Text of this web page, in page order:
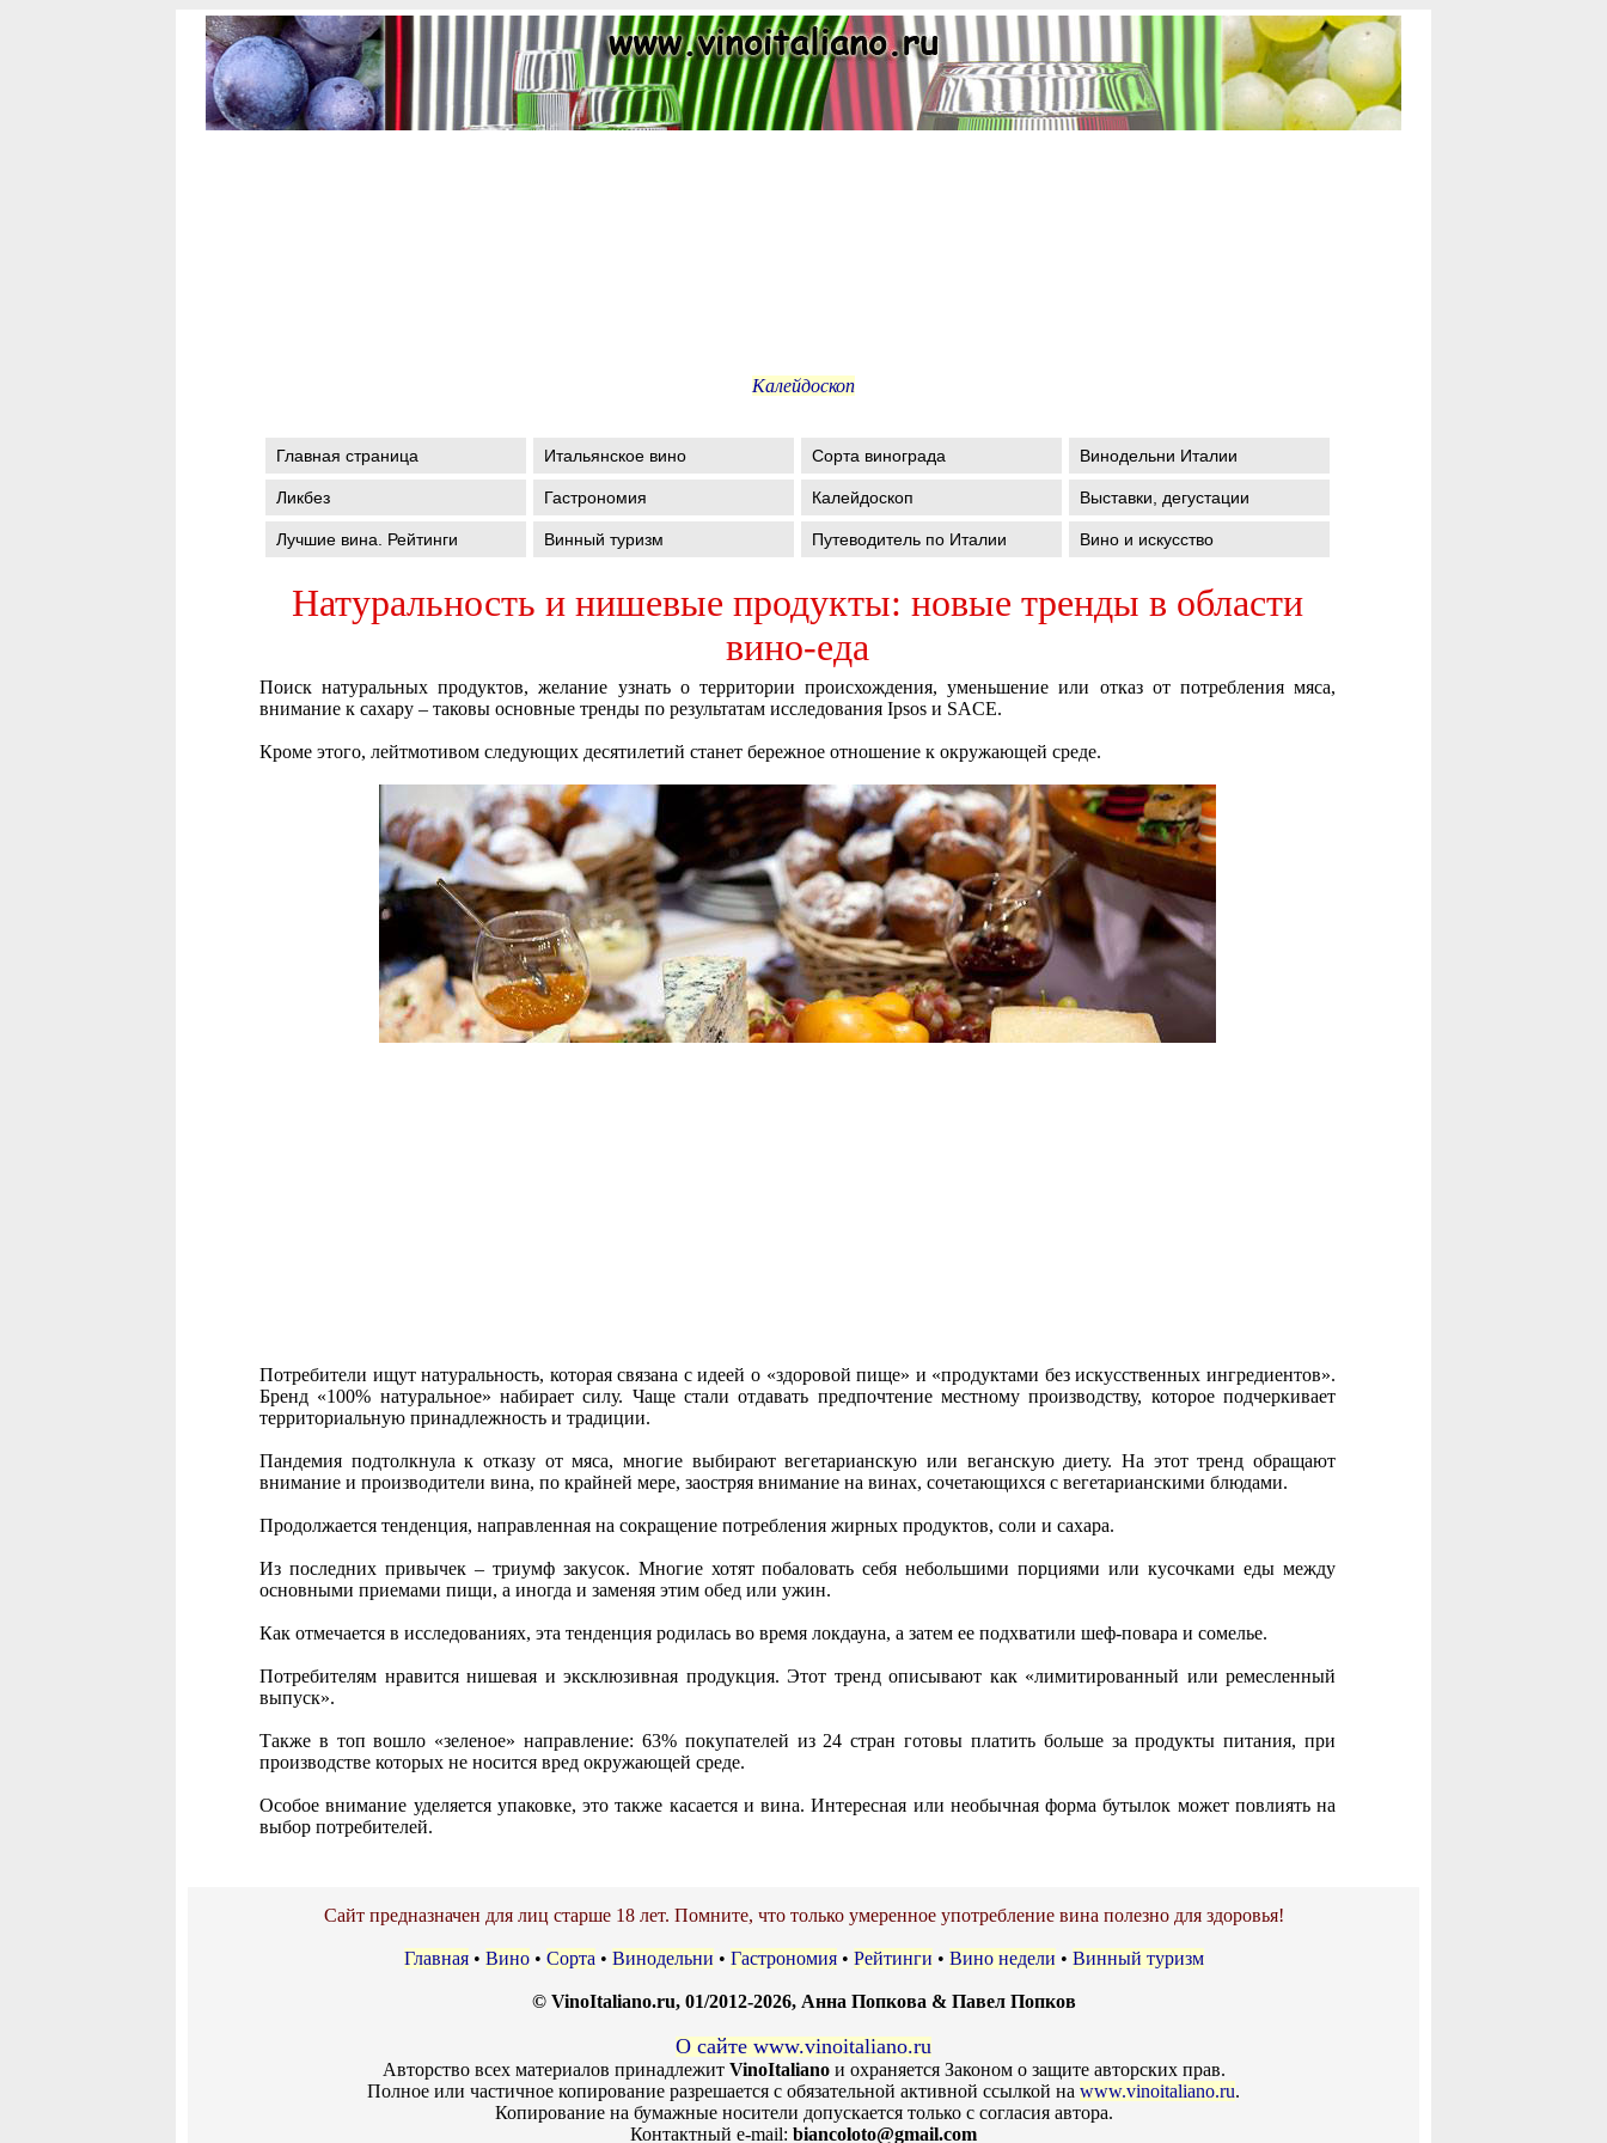
Калейдоскоп
Главная страница Итальянское вино Сорта винограда Винодельни Италии
Ликбез Гастрономия Калейдоскоп Выставки, дегустации
Лучшие вина. Рейтинги Винный туризм Путеводитель по Италии Вино и искусство
Натуральность и нишевые продукты: новые тренды в области
вино-еда
Поиск натуральных продуктов, желание узнать о территории происхождения, уменьшение или отказ от потребления мяса,
внимание к сахару – таковы основные тренды по результатам исследования Ipsos и SACE.
Кроме этого, лейтмотивом следующих десятилетий станет бережное отношение к окружающей среде.
Потребители ищут натуральность, которая связана с идеей о «здоровой пище» и «продуктами без искусственных ингредиентов».
Бренд «100% натуральное» набирает силу. Чаще стали отдавать предпочтение местному производству, которое подчеркивает
территориальную принадлежность и традиции.
Пандемия подтолкнула к отказу от мяса, многие выбирают вегетарианскую или веганскую диету. На этот тренд обращают
внимание и производители вина, по крайней мере, заостряя внимание на винах, сочетающихся с вегетарианскими блюдами.
Продолжается тенденция, направленная на сокращение потребления жирных продуктов, соли и сахара.
Из последних привычек – триумф закусок. Многие хотят побаловать себя небольшими порциями или кусочками еды между
основными приемами пищи, а иногда и заменяя этим обед или ужин.
Как отмечается в исследованиях, эта тенденция родилась во время локдауна, а затем ее подхватили шеф-повара и сомелье.
Потребителям нравится нишевая и эксклюзивная продукция. Этот тренд описывают как «лимитированный или ремесленный
выпуск».
Также в топ вошло «зеленое» направление: 63% покупателей из 24 стран готовы платить больше за продукты питания, при
производстве которых не носится вред окружающей среде.
Особое внимание уделяется упаковке, это также касается и вина. Интересная или необычная форма бутылок может повлиять на
выбор потребителей.
Сайт предназначен для лиц старше 18 лет. Помните, что только умеренное употребление вина полезно для здоровья!
Главная• Вино• Сорта • Винодельни • Гастрономия• Рейтинги • Вино недели • Винный туризм
© VinoItaliano.ru, 01/2012-2026, Анна Попкова & Павел Попков
О сайте www.vinoitaliano.ru
Авторство всех материалов принадлежит VinoItalianoи охраняется Законом о защите авторских прав.
Полное или частичное копирование разрешается с обязательной активной ссылкой на www.vinoitaliano.ru.
Копирование на бумажные носители допускается только с согласия автора.
Контактный e-mail: biancoloto@gmail.com